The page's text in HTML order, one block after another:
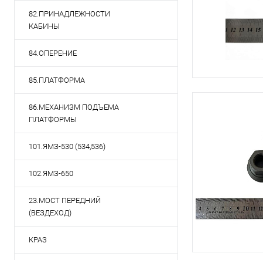
82.ПРИНАДЛЕЖНОСТИ
КАБИНЫ
84.ОПЕРЕНИЕ
85.ПЛАТФОРМА
86.МЕХАНИЗМ ПОДЪЕМА
ПЛАТФОРМЫ
101.ЯМЗ-530 (534,536)
102.ЯМЗ-650
23.МОСТ ПЕРЕДНИЙ
(ВЕЗДЕХОД)
КРАЗ